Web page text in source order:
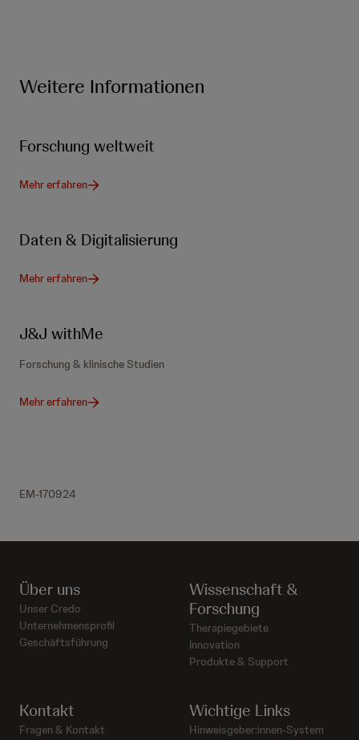
Weitere Informationen
Forschung weltweit
Mehr erfahren
Daten & Digitalisierung
Mehr erfahren
J&J withMe
Forschung & klinische Studien
Mehr erfahren
EM-170924
Über uns
Unser Credo
Unternehmensprofil
Geschäftsführung
Wissenschaft &
Forschung
Therapiegebiete
Innovation
Produkte & Support
Kontakt
Fragen & Kontakt
Wichtige Links
Hinweisgeber:innen-System